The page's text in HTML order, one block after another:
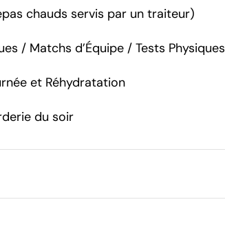
chauds servis par un traiteur)
/ Matchs d’Équipe / Tests Physiques
et Réhydratation
du soir